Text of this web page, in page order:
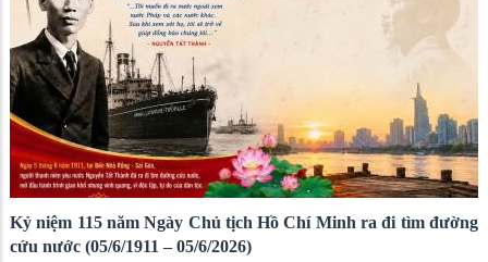
thời biểu dương các mô hình hay, cách làm hiệu quả, góp phần
tạo chuyển biến rõ nét trong nhận thức và hành động của toàn hệ
thống chính trị.
Kỷ niệm 115 năm Ngày Chủ tịch Hồ Chí Minh ra đi tìm đường
cứu nước (05/6/1911 – 05/6/2026)